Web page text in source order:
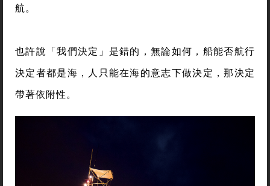
航。
也許說「我們決定」是錯的，無論如何，船能否航行
決定者都是海，人只能在海的意志下做決定，那決定
帶著依附性。